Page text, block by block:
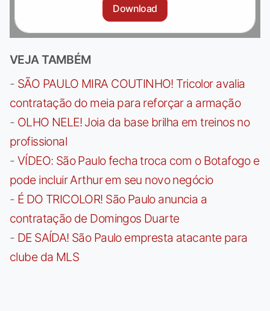
Download
VEJA TAMBÉM
- SÃO PAULO MIRA COUTINHO! Tricolor avalia
contratação do meia para reforçar a armação
- OLHO NELE! Joia da base brilha em treinos no
profissional
- VÍDEO: São Paulo fecha troca com o Botafogo e
pode incluir Arthur em seu novo negócio
- É DO TRICOLOR! São Paulo anuncia a
contratação de Domingos Duarte
- DE SAÍDA! São Paulo empresta atacante para
clube da MLS